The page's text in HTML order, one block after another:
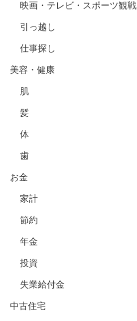
映画・テレビ・スポーツ観戦
引っ越し
仕事探し
美容・健康
肌
髪
体
歯
お金
家計
節約
年金
投資
失業給付金
中古住宅